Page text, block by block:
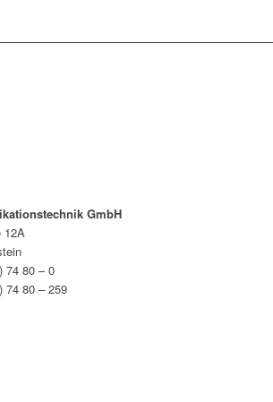
GmbH
12A
74 80 – 0
74 80 – 259